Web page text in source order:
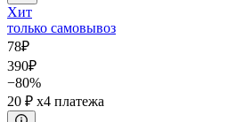
Хит
только самовывоз
78₽
390₽
−80%
20 ₽ x4 платежа